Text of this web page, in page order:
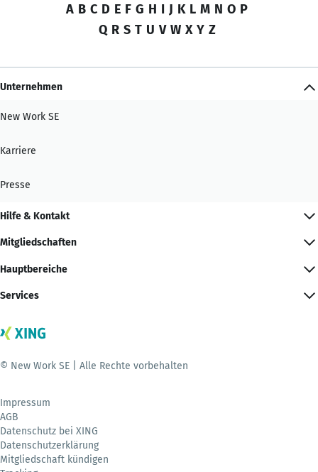
A B C D E F G H I J K L M N O P
Q R S T U V W X Y Z
Unternehmen
New Work SE
Karriere
Presse
Hilfe & Kontakt
Mitgliedschaften
Hauptbereiche
Services
© New Work SE | Alle Rechte vorbehalten
Impressum
AGB
Datenschutz bei XING
Datenschutzerklärung
Mitgliedschaft kündigen